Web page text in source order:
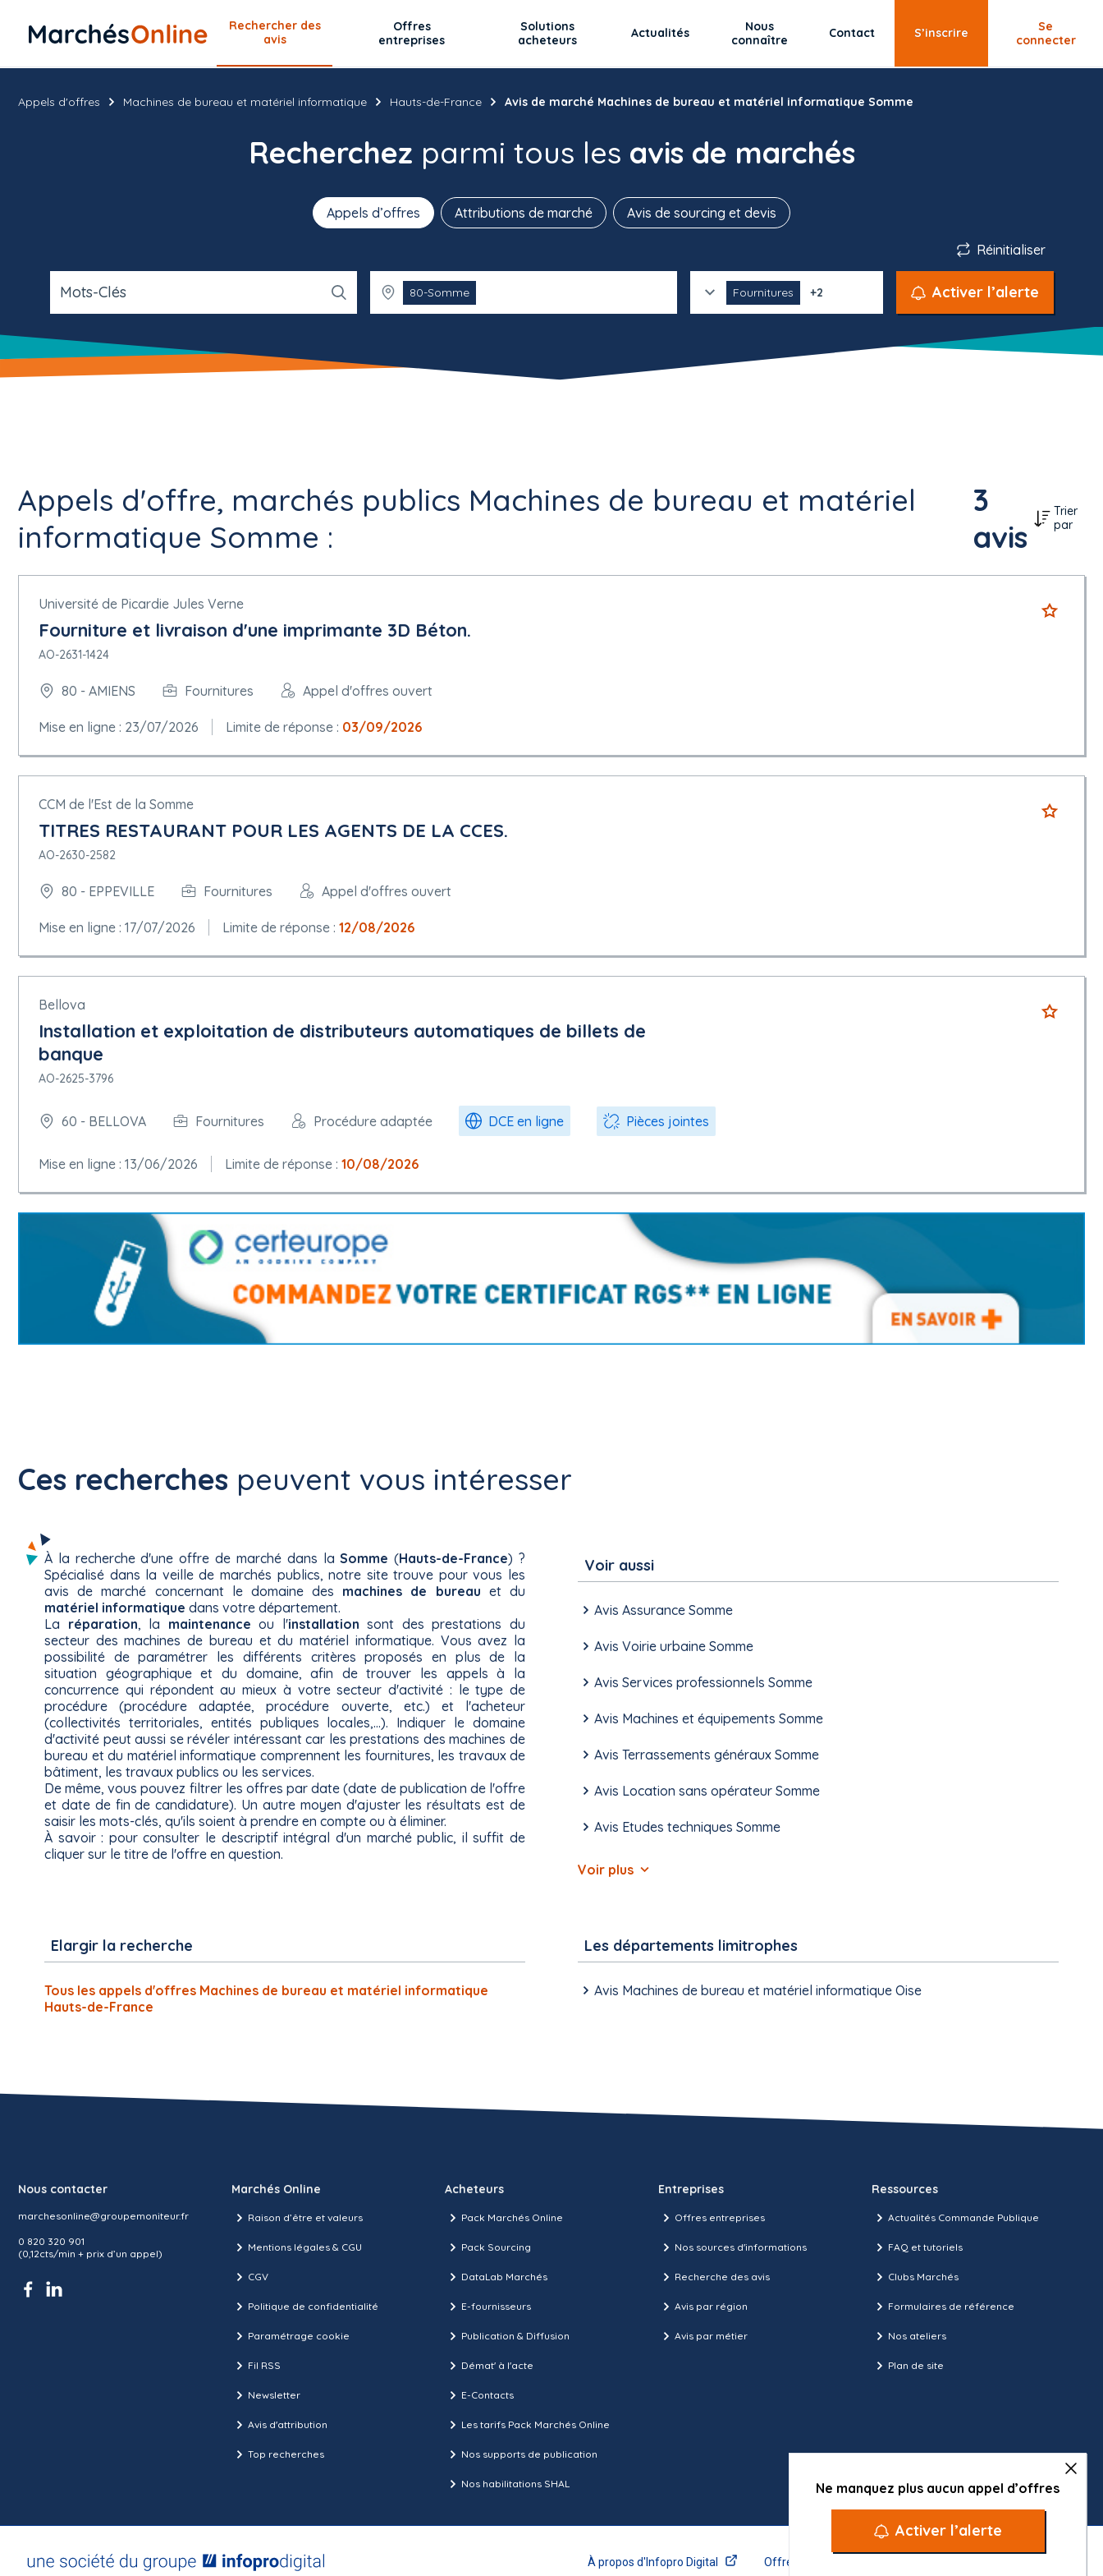
Rechercher des
avis
Offres
entreprises
Solutions
acheteurs
Actualités
Nous
connaître
Contact S’inscrire
Se
connecter
Recherchez parmi tous les avis de marchés
Appels d’offres Attributions de marché Avis de sourcing et devis
Réinitialiser
Mots-Clés 80-Somme Fournitures +2 Activer l’alerte
Ne manquez plus aucun appel d’offres
Activer l’alerte
Appels d'offres Machines de bureau et matériel informatique Hauts-de-France Avis de marché Machines de bureau et matériel informatique Somme
Appels d'offre, marchés publics Machines de bureau et matériel
informatique Somme :
3
avis
Trier
par
Université de Picardie Jules Verne
Fourniture et livraison d'une imprimante 3D Béton.
AO-2631-1424
80 - AMIENS Fournitures Appel d'offres ouvert
Mise en ligne : 23/07/2026 Limite de réponse : 03/09/2026
CCM de l'Est de la Somme
TITRES RESTAURANT POUR LES AGENTS DE LA CCES.
AO-2630-2582
80 - EPPEVILLE Fournitures Appel d'offres ouvert
Mise en ligne : 17/07/2026 Limite de réponse : 12/08/2026
Bellova
Installation et exploitation de distributeurs automatiques de billets de
banque
AO-2625-3796
60 - BELLOVA Fournitures Procédure adaptée DCE en ligne Pièces jointes
Mise en ligne : 13/06/2026 Limite de réponse : 10/08/2026
Ces recherches peuvent vous intéresser
À la recherche d'une offre de marché dans laSomme (Hauts-de-France) ?
Spécialisé dans la veille de marchés publics, notre site trouve pour vous les
avis de marché concernant le domaine des machines de bureau et du
matériel informatique dans votre département.
La réparation, la maintenance ou l'installation sont des prestations du
secteur des machines de bureau et du matériel informatique. Vous avez la
possibilité de paramétrer les différents critères proposés en plus de la
situation géographique et du domaine, afin de trouver les appels à la
concurrence qui répondent au mieux à votre secteur d'activité : le type de
procédure (procédure adaptée, procédure ouverte, etc.) et l'acheteur
(collectivités territoriales, entités publiques locales,...). Indiquer le domaine
d'activité peut aussi se révéler intéressant car les prestations des machines de
bureau et du matériel informatique comprennent les fournitures, les travaux de
bâtiment, les travaux publics ou les services.
De même, vous pouvez filtrer les offres par date (date de publication de l'offre
et date de fin de candidature). Un autre moyen d'ajuster les résultats est de
saisir les mots-clés, qu'ils soient à prendre en compte ou à éliminer.
À savoir : pour consulter le descriptif intégral d'un marché public, il suffit de
cliquer sur le titre de l'offre en question.
Voir aussi
Avis Assurance Somme
Avis Voirie urbaine Somme
Avis Services professionnels Somme
Avis Machines et équipements Somme
Avis Terrassements généraux Somme
Avis Location sans opérateur Somme
Avis Etudes techniques Somme
Voir plus
Elargir la recherche
Tous les appels d'offres Machines de bureau et matériel informatique
Hauts-de-France
Les départements limitrophes
Avis Machines de bureau et matériel informatique Oise
Nous contacter
marchesonline@groupemoniteur.fr
0 820 320 901
(0,12cts/min + prix d’un appel)
Marchés Online
Raison d’être et valeurs
Mentions légales & CGU
CGV
Politique de confidentialité
Paramétrage cookie
Fil RSS
Newsletter
Avis d'attribution
Top recherches
Acheteurs
Pack Marchés Online
Pack Sourcing
DataLab Marchés
E-fournisseurs
Publication & Diffusion
Démat' à l'acte
E-Contacts
Les tarifs Pack Marchés Online
Nos supports de publication
Nos habilitations SHAL
Entreprises
Offres entreprises
Nos sources d'informations
Recherche des avis
Avis par région
Avis par métier
Ressources
Actualités Commande Publique
FAQ et tutoriels
Clubs Marchés
Formulaires de référence
Nos ateliers
Plan de site